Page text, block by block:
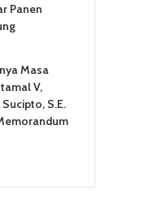
Panen
Masa
V,
S.E.